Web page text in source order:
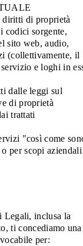
di proprietà
codici sorgente,
sito web, audio,
(collettivamente, il
e loghi in
dalle leggi sul
di proprietà
trattati
"così come
per scopi aziendali
Legali, inclusa la
ti concediamo una
per: